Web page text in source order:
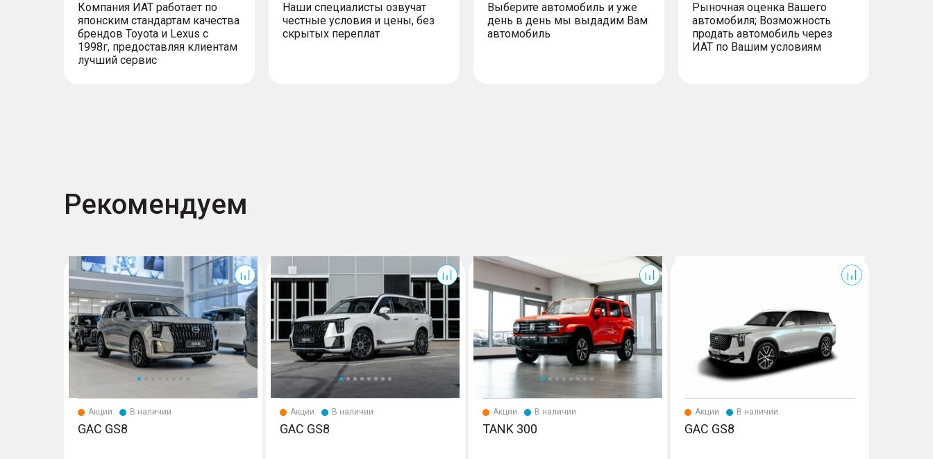
Компания ИАТ работает по
японским стандартам качества
брендов Toyota и Lexus с
1998г, предоставляя клиентам
лучший сервис
Наши специалисты озвучат
честные условия и цены, без
скрытых переплат
Выберите автомобиль и уже
день в день мы выдадим Вам
автомобиль
Рыночная оценка Вашего
автомобиля; Возможность
продать автомобиль через
ИАТ по Вашим условиям
Рекомендуем
Акции В наличии
GAC GS8
Акции В наличии
GAC GS8
300
Акции В наличии
TANK 300
Акции В наличии
GAC GS8